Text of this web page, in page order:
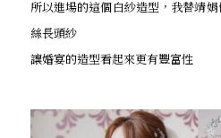
所以進場的這個白紗造型，我替靖
絲長頭紗
讓婚宴的造型看起來更有豐富性